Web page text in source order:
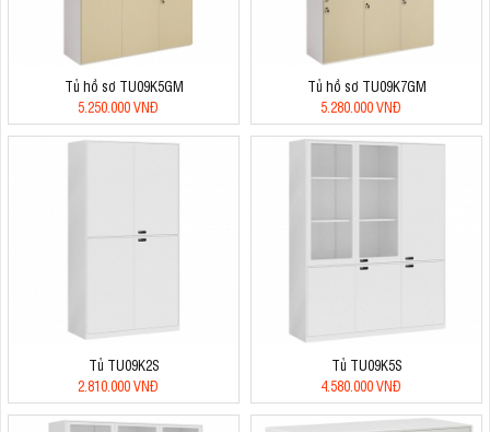
Tủ hồ sơ TU09K5GM
5.250.000 VNĐ
Tủ hồ sơ TU09K7GM
5.280.000 VNĐ
Tủ TU09K2S
2.810.000 VNĐ
Tủ TU09K5S
4.580.000 VNĐ